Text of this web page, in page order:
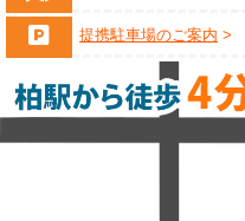
提携駐車場のご案内